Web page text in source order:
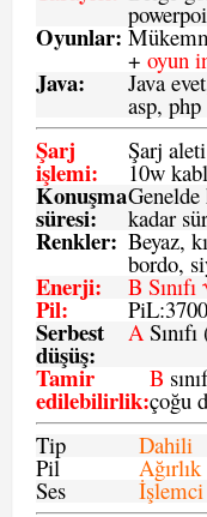
Oyunlar:
+ oyun
Java: Java
asp, php
Şarj
işlemi:
Şarj
10w
Konuşma
süresi: kadar
Renkler: Beyaz,
bordo,
Enerji: B Sınıfı
Pil:
Serbest
düşüş:
A
Tamir
edilebilirlik:
B
çoğu
Tip
Dahili
Pil Ağırlık
Ses İşlemci